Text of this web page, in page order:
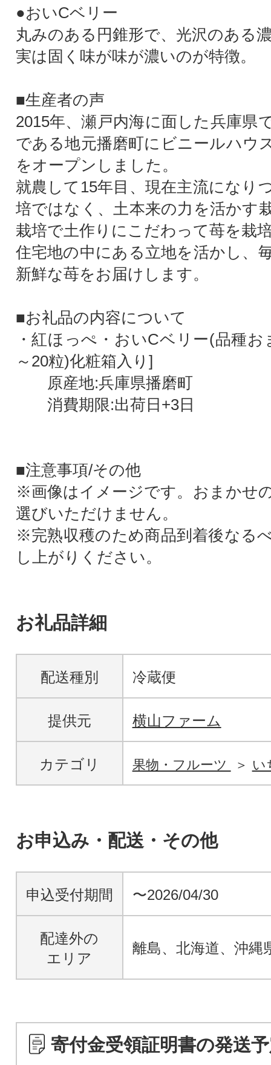
●おいCベリー
丸みのある円錐形で、光沢のある
実は固く味が味が濃いのが特徴。
■生産者の声
2015年、瀬戸内海に面した兵庫県
である地元播磨町にビニールハウ
をオープンしました。
就農して15年目、現在主流になり
培ではなく、土本来の力を活かす
栽培で土作りにこだわって苺を栽
住宅地の中にある立地を活かし、
新鮮な苺をお届けします。
■お礼品の内容について
・紅ほっぺ・おいCベリー(品種お
～20粒)化粧箱入り]
原産地:兵庫県播磨町
消費期限:出荷日+3日
■注意事項/その他
※画像はイメージです。おまかせ
選びいただけません。
※完熟収穫のため商品到着後なる
し上がりください。
お礼品詳細
配送種別 冷蔵便
提供元 横山ファーム
カテゴリ 果物・フルーツ い
お申込み・配送・その他
申込受付期間 〜2026/04/30
配達外の
エリア
離島、北海道、沖縄
寄付金受領証明書の発送